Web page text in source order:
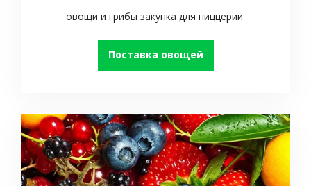
овощи и грибы закупка для пиццерии
Поставка овощей